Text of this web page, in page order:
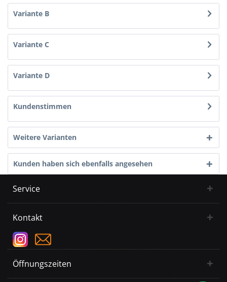
Variante B
Variante C
Variante D
Kundenstimmen
Weitere Varianten
Kunden haben sich ebenfalls angesehen
Service
Kontakt
Öffnungszeiten